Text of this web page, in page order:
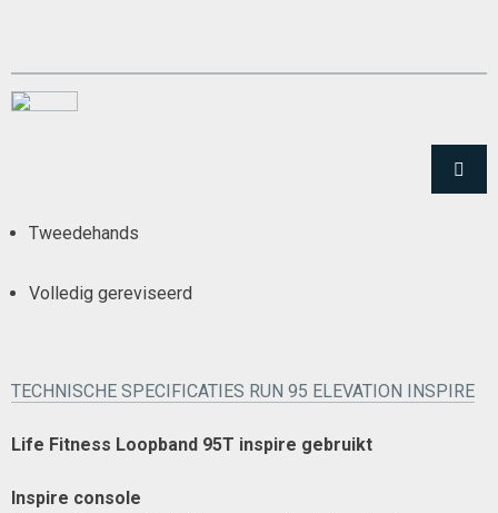
Tweedehands
Volledig gereviseerd
TECHNISCHE SPECIFICATIES RUN 95 ELEVATION INSPIRE
Life Fitness Loopband 95T inspire gebruikt
Inspire console